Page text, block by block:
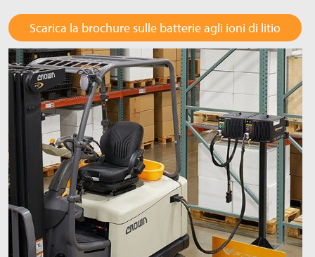
Scarica la brochure sulle batterie agli ioni di litio